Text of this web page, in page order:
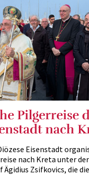
Pilgerreise
nach
Eisenstadt
nach Kreta unter
Zsifkovics, die